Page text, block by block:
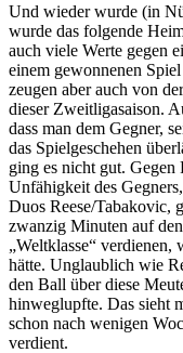
Und wieder wurde (in
wurde das folgende
auch viele Werte gegen
einem gewonnenen
zeugen aber auch von
dieser Zweitligasaison.
dass man dem Gegner,
das Spielgeschehen
ging es nicht gut. Gegen
Unfähigkeit des
Duos Reese/Tabakovic,
zwanzig Minuten auf
„Weltklasse“ verdienen,
hätte. Unglaublich wie
den Ball über diese
hinweglupfte. Das sieht
schon nach wenigen
verdient.